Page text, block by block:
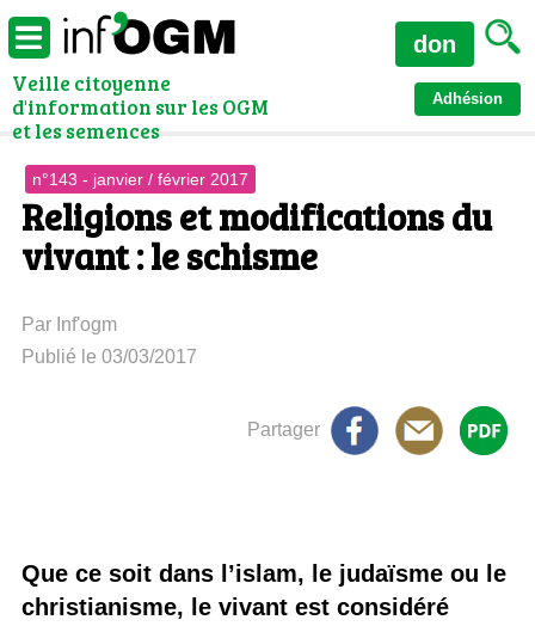
Veille citoyenne
d'information sur les OGM
et les semences
Adhésion
don
n°143 - janvier / février 2017
Religions et modifications du
vivant : le schisme
Par Inf'ogm
Publié le 03/03/2017
Partager
Que ce soit dans l’islam, le judaïsme ou le
christianisme, le vivant est considéré